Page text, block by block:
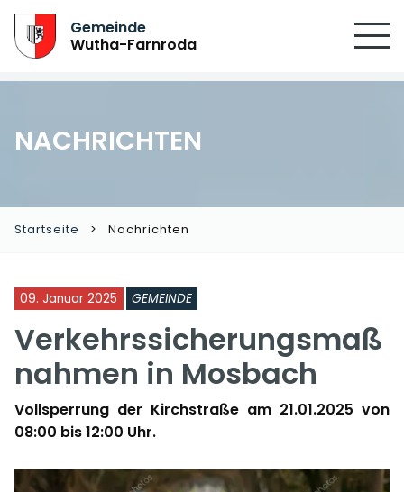
Gemeinde
Wutha-Farnroda
NACHRICHTEN
Startseite Nachrichten
09. Januar 2025 GEMEINDE
Verkehrssicherungsmaß
nahmen in Mosbach
Vollsperrung der Kirchstraße am 21.01.2025 von
08:00 bis 12:00 Uhr.